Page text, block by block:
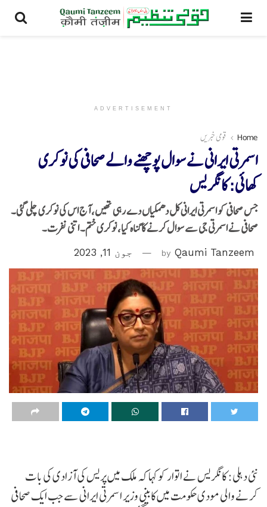
ADVERTISEMENT
Home قومی خبریں
اسمرتی ایرانی نے سوال پوچھنے والے صحافی کی نوکری
کھائی: کانگریس
جس صحافی کو اسمرتی ایرانی کل دھمکیاں دے رہی تھیں، آج اس کی نوکری چلی گئی۔
صحافی نے اسمرتی جی سے سوال کرنے کا گناہ کیا، نوکری ختم۔ اتنی نفرت۔
by Qaumi Tanzeem جون 11, 2023
نئی دہلی: کانگریس نے اتوار کو کہا کہ ملک میں پریس کی آزادی کی بات
کرنے والی مودی حکومت میں کابینی وزیر اسمرتی ایرانی سے جب ایک صحافی